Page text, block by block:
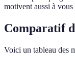
motivent aussi à vous
Comparatif
Voici un tableau des